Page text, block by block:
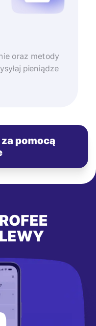
oraz metody
pieniądze
pomocą